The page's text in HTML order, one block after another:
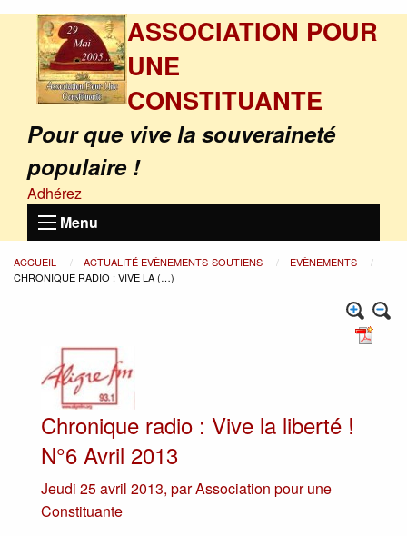
ASSOCIATION POUR
UNE
CONSTITUANTE
Pour que vive la souveraineté
populaire !
Adhérez
Menu
ACCUEIL ACTUALITÉ EVÈNEMENTS-SOUTIENS
EVÈNEMENTS
CHRONIQUE RADIO : VIVE LA (…)
Chronique radio : Vive la liberté !
N°6 Avril 2013
Jeudi 25 avril 2013, parAssociation pour une
Constituante